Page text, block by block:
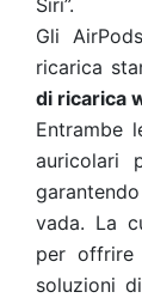
Siri”.
Gli
ricarica
di ricarica
Entrambe
auricolari
vada. La
per offrire
soluzioni